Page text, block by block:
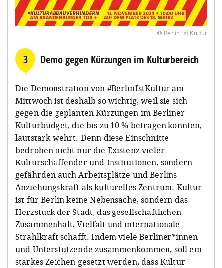
© Berlin ist Kultur
3 Demo gegen Kürzungen im Kulturbereich
Die Demonstration von #BerlinIstKultur am
Mittwoch ist deshalb so wichtig, weil sie sich
gegen die geplanten Kürzungen im Berliner
Kulturbudget, die bis zu 10 % betragen könnten,
lautstark wehrt. Denn diese Einschnitte
bedrohen nicht nur die Existenz vieler
Kulturschaffender und Institutionen, sondern
gefährden auch Arbeitsplätze und Berlins
Anziehungskraft als kulturelles Zentrum. Kultur
ist für Berlin keine Nebensache, sondern das
Herzstück der Stadt, das gesellschaftlichen
Zusammenhalt, Vielfalt und internationale
Strahlkraft schafft. Indem viele Berliner*innen
und Unterstützende zusammenkommen, soll ein
starkes Zeichen gesetzt werden, dass Kultur